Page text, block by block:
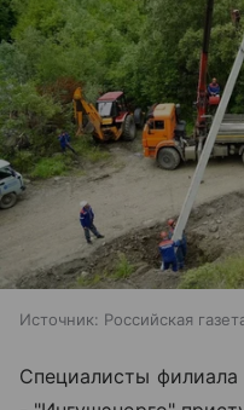
Источник: Российская
Специалисты